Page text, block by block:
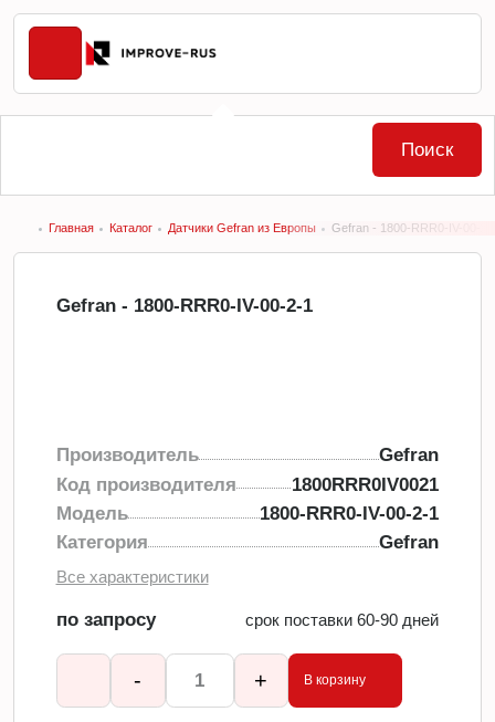
Главная Каталог Датчики Gefran из Европы Gefran - 1800-RRR0-IV-00-2-
Gefran - 1800-RRR0-IV-00-2-1
Производитель
Gefran
Код производителя
1800RRR0IV0021
Модель
1800-RRR0-IV-00-2-1
Категория
Gefran
Все характеристики
по запросу срок поставки 60-90 дней
- + В корзину
Поиск